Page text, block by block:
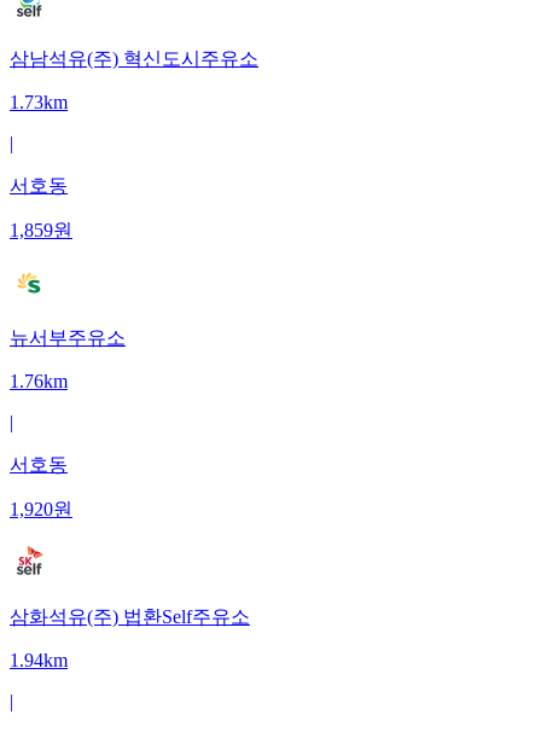
삼남석유(주) 혁신도시주유소
1.73km
|
서호동
1,859원
뉴서부주유소
1.76km
|
서호동
1,920원
삼화석유(주) 법환Self주유소
1.94km
|